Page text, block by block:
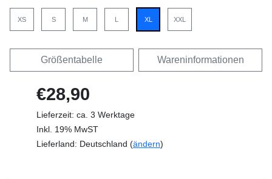
XS S M L XL XXL
Größentabelle Wareninformationen
€28,90
Lieferzeit: ca. 3 Werktage
Inkl. 19% MwST
Lieferland: Deutschland (ändern)